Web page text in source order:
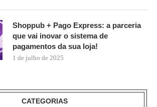
Shoppub + Pago Express: a parceria
que vai inovar o sistema de
pagamentos da sua loja!
1 de julho de 2025
CATEGORIAS